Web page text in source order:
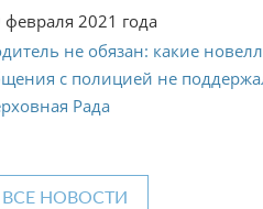
февраля 2021 года
не обязан: какие
с полицией не
Рада
ВСЕ НОВОСТИ